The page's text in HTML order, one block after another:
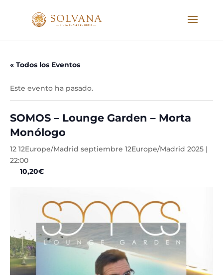
« Todos los Eventos
Este evento ha pasado.
SOMOS – Lounge Garden – Morta
Monólogo
12 12Europe/Madrid septiembre 12Europe/Madrid 2025 |
22:00
10,20€